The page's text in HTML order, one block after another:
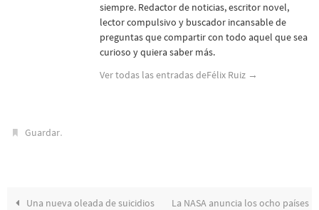
siempre. Redactor de noticias, escritor novel,
lector compulsivo y buscador incansable de
preguntas que compartir con todo aquel que sea
curioso y quiera saber más.
Ver todas las entradas deFélix Ruiz →
Guardar.
Una nueva oleada de suicidios
La NASA anuncia los ocho países